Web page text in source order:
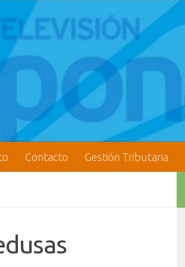
Contacto Gestión Tributaria